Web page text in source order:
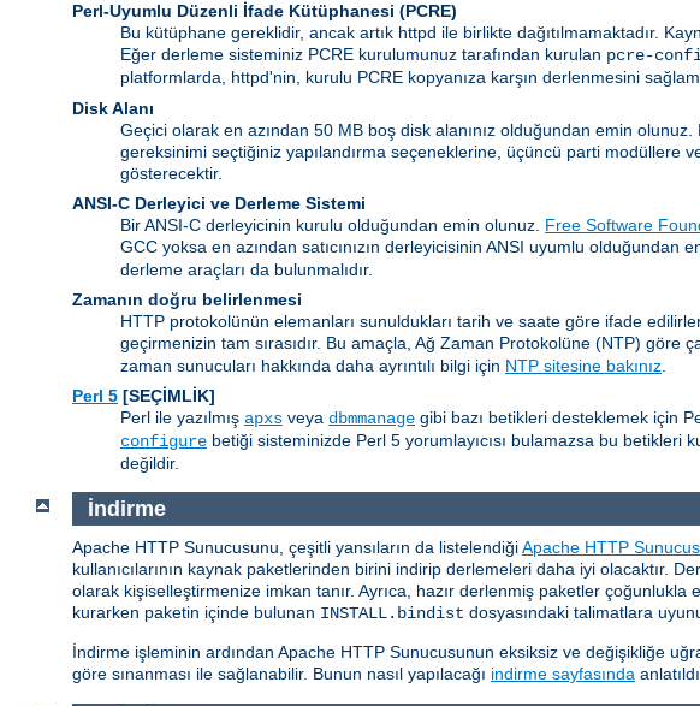
Perl-Uyumlu Düzenli İfade Kütüphanesi (PCRE)
Bu kütüphane gereklidir, ancak artık httpd ile birlikte dağıtılmamaktadır.
Eğer derleme sisteminiz PCRE kurulumunuz tarafından kurulan pcre-
platformlarda, httpd'nin, kurulu PCRE kopyanıza karşın derlenmesini
Disk Alanı
Geçici olarak en azından 50 MB boş disk alanınız olduğundan emin
gereksinimi seçtiğiniz yapılandırma seçeneklerine, üçüncü parti modüllere
gösterecektir.
ANSI-C Derleyici ve Derleme Sistemi
Bir ANSI-C derleyicinin kurulu olduğundan emin olunuz. Free Software
GCC yoksa en azından satıcınızın derleyicisinin ANSI uyumlu olduğundan
derleme araçları da bulunmalıdır.
Zamanın doğru belirlenmesi
HTTP protokolünün elemanları sunuldukları tarih ve saate göre ifade
geçirmenizin tam sırasıdır. Bu amaçla, Ağ Zaman Protokolüne (NTP) göre
zaman sunucuları hakkında daha ayrıntılı bilgi için NTP sitesine bakınız
Perl 5 [SEÇİMLİK]
Perl ile yazılmış apxs veya dbmmanage gibi bazı betikleri desteklemek için
configure betiği sisteminizde Perl 5 yorumlayıcısı bulamazsa bu betikleri
değildir.
İndirme
Apache HTTP Sunucusunu, çeşitli yansıların da listelendiğiApache HTTP
kullanıcılarının kaynak paketlerinden birini indirip derlemeleri daha iyi olacaktır.
olarak kişiselleştirmenize imkan tanır. Ayrıca, hazır derlenmiş paketler
kurarken paketin içinde bulunan INSTALL.bindist dosyasındaki talimatlara
İndirme işleminin ardından Apache HTTP Sunucusunun eksiksiz ve değişikliğe
göre sınanması ile sağlanabilir. Bunun nasıl yapılacağı indirme sayfasında